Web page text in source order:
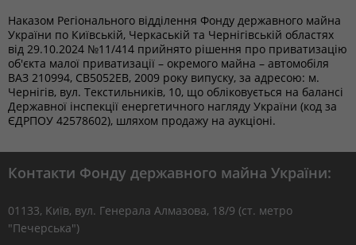
Наказом Регіонального відділення Фонду державного майна
України по Київській, Черкаській та Чернігівській областях
від 29.10.2024 №11/414 прийнято рішення про приватизацію
об'єкта малої приватизації – окремого майна – автомобіля
ВАЗ 210994, СВ5052ЕВ, 2009 року випуску, за адресою: м.
Чернігів, вул. Текстильників, 10, що обліковується на балансі
Державної інспекції енергетичного нагляду України (код за
ЄДРПОУ 42578602), шляхом продажу на аукціоні.
Контакти Фонду державного майна України:
01133, Kиїв, вул. Генерала Алмазова, 18/9 (ст. метро
"Печерська")